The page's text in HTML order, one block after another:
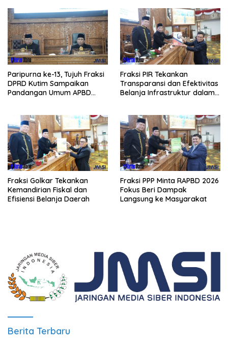
Paripurna ke-13, Tujuh Fraksi
DPRD Kutim Sampaikan
Pandangan Umum APBD
Fraksi PIR Tekankan
Transparansi dan Efektivitas
Belanja Infrastruktur dalam
Fraksi Golkar Tekankan
Kemandirian Fiskal dan
Efisiensi Belanja Daerah
Fraksi PPP Minta RAPBD 2026
Fokus Beri Dampak
Langsung ke Masyarakat
Berita Terbaru